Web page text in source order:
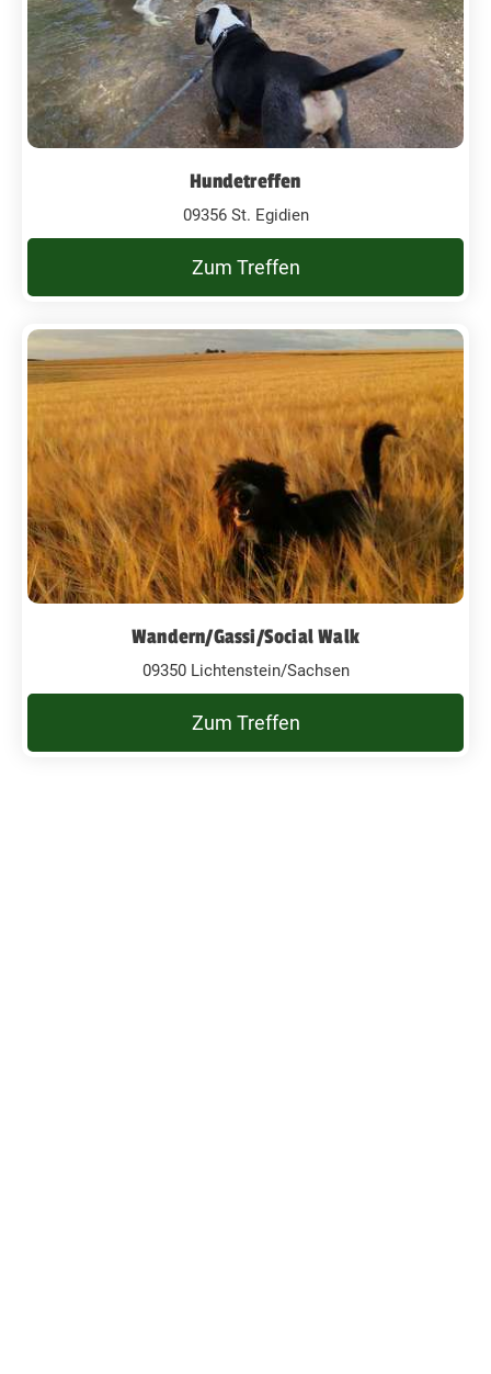
Hundetreffen
09356 St. Egidien
Zum Treffen
Wandern/Gassi/Social Walk
09350 Lichtenstein/Sachsen
Zum Treffen